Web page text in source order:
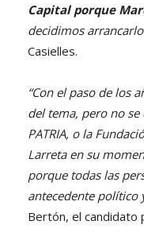
Capital porque
decidimos
Casielles.
“Con el paso de los
del tema, pero no
PATRIA, o la
Larreta en su
porque todas las
antecedente político
Bertón, el candidato